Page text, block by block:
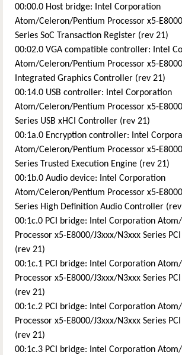
00:00.0 Host bridge: Intel Corporation
Atom/Celeron/Pentium Processor x5-
Series SoC Transaction Register (rev 21)
00:02.0 VGA compatible controller: Intel
Atom/Celeron/Pentium Processor x5-
Integrated Graphics Controller (rev 21)
00:14.0 USB controller: Intel Corporation
Atom/Celeron/Pentium Processor x5-
Series USB xHCI Controller (rev 21)
00:1a.0 Encryption controller: Intel
Atom/Celeron/Pentium Processor x5-
Series Trusted Execution Engine (rev 21)
00:1b.0 Audio device: Intel Corporation
Atom/Celeron/Pentium Processor x5-
Series High Definition Audio Controller
00:1c.0 PCI bridge: Intel Corporation
Processor x5-E8000/J3xxx/N3xxx Series
(rev 21)
00:1c.1 PCI bridge: Intel Corporation
Processor x5-E8000/J3xxx/N3xxx Series
(rev 21)
00:1c.2 PCI bridge: Intel Corporation
Processor x5-E8000/J3xxx/N3xxx Series
(rev 21)
00:1c.3 PCI bridge: Intel Corporation